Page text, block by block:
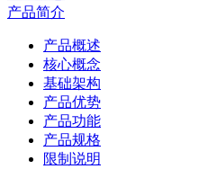
产品简介
产品概述
核心概念
基础架构
产品优势
产品功能
产品规格
限制说明